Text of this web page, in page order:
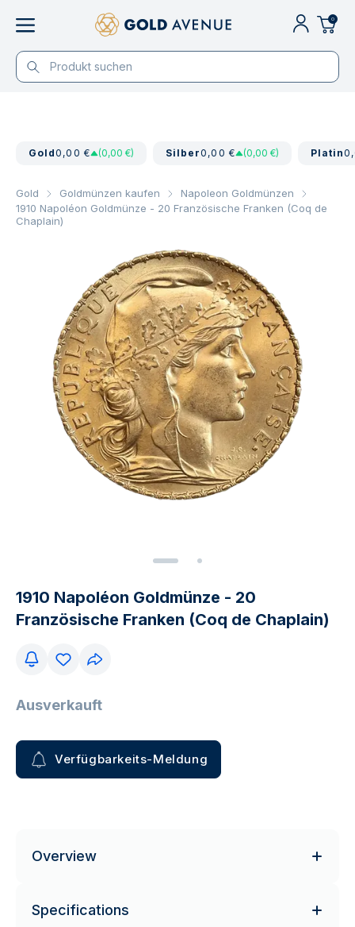
0
Gold0,00 € (0,00 €) Silber0,00 € (0,00 €) Platin
Gold Goldmünzen kaufen
Napoleon Goldmünzen
1910 Napoléon Goldmünze - 20 Französische Franken (Coq de
Chaplain)
1910 Napoléon Goldmünze - 20
Französische Franken (Coq de Chaplain)
Ausverkauft
Verfügbarkeits-Meldung
Overview
Specifications